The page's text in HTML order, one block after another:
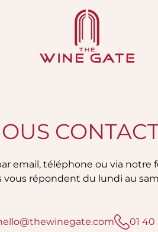
The Wine Gate
email, téléphone ou via notre
vous répondent du lundi au
01 40